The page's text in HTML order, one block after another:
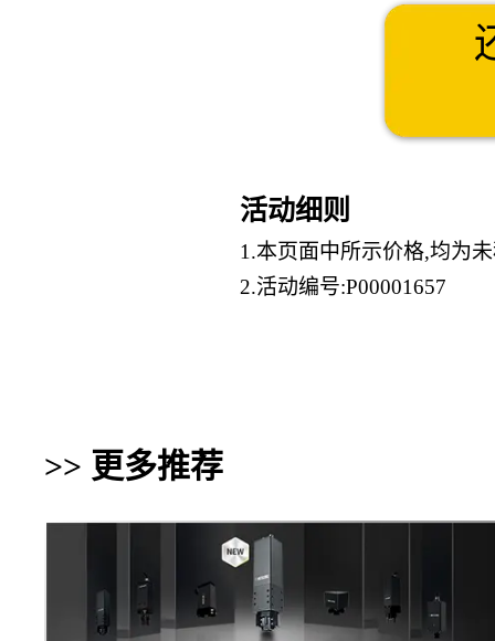
活动细则
1.本页面中所示价格,均为
2.活动编号:P00001657
>> 更多推荐